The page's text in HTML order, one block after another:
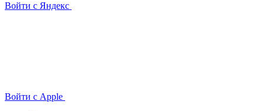
Войти с Яндекс
Войти с Apple